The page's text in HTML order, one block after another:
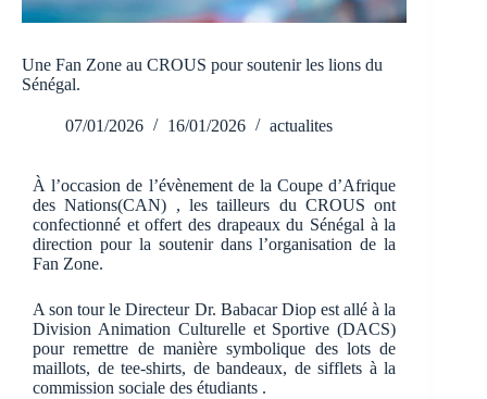
Une Fan Zone au CROUS pour soutenir les lions du
Sénégal.
07/01/2026 16/01/2026 actualites
À l’occasion de l’évènement de la Coupe d’Afrique
des Nations(CAN) , les tailleurs du CROUS ont
confectionné et offert des drapeaux du Sénégal à la
direction pour la soutenir dans l’organisation de la
Fan Zone.
A son tour le Directeur Dr. Babacar Diop est allé à la
Division Animation Culturelle et Sportive (DACS)
pour remettre de manière symbolique des lots de
maillots, de tee-shirts, de bandeaux, de sifflets à la
commission sociale des étudiants .